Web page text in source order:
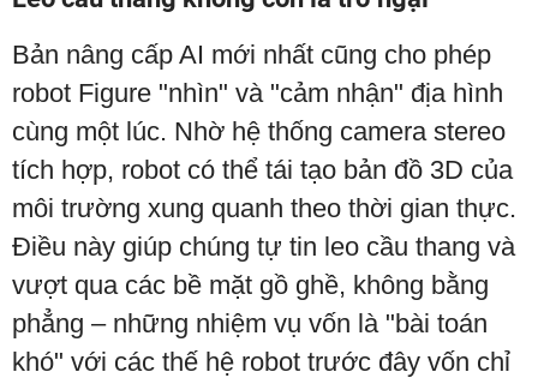
Bản nâng cấp AI mới nhất cũng cho phép
robot Figure "nhìn" và "cảm nhận" địa hình
cùng một lúc. Nhờ hệ thống camera stereo
tích hợp, robot có thể tái tạo bản đồ 3D của
môi trường xung quanh theo thời gian thực.
Điều này giúp chúng tự tin leo cầu thang và
vượt qua các bề mặt gồ ghề, không bằng
phẳng – những nhiệm vụ vốn là "bài toán
khó" với các thế hệ robot trước đây vốn chỉ